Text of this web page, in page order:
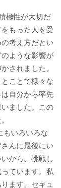
極性が大切だ
もった人を受
考え方だとい
ような影響が
されました。
ことで様々な
自分から率先
ました。この
もいろいろな
んに最後にい
から、挑戦し
ています。私
ます。セキュ